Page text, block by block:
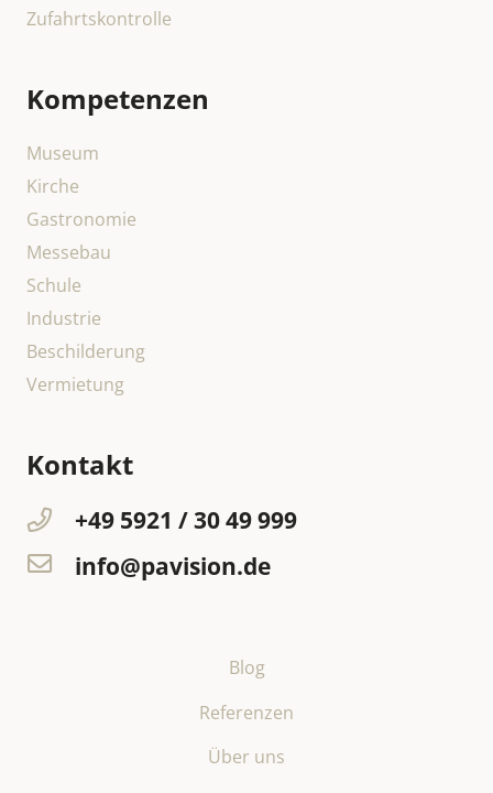
Zufahrtskontrolle
Kompetenzen
Museum
Kirche
Gastronomie
Messebau
Schule
Industrie
Beschilderung
Vermietung
Kontakt
+49 5921 / 30 49 999
info@pavision.de
Blog
Referenzen
Über uns